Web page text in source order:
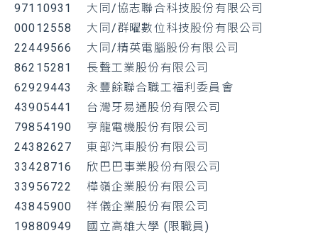
97110931 大同/協志聯合科技股份有限公司
00012558 大同/群曜數位科技股份有限公司
22449566 大同/精英電腦股份有限公司
86215281
長聲工業股份有限公司
62929443
永豐餘聯合職工福利委員會
43905441
台灣牙易通股份有限公司
79854190
亨龍電機股份有限公司
24382627
東部汽車股份有限公司
33428716
欣巴巴事業股份有限公司
33956722
樺嶺企業股份有限公司
43845900
祥儀企業股份有限公司
19880949
國立高雄大學 (限職員)